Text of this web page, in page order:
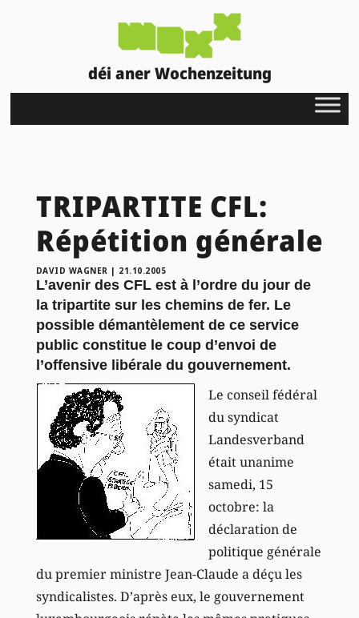
déi aner Wochenzeitung
TRIPARTITE CFL:
Répétition générale
DAVID WAGNER | 21.10.2005
L’avenir des CFL est à l’ordre du jour de
la tripartite sur les chemins de fer. Le
possible démantèlement de ce service
public constitue le coup d’envoi de
l’offensive libérale du gouvernement.
Le conseil fédéral
du syndicat
Landesverband
était unanime
samedi, 15
octobre: la
déclaration de
politique générale
du premier ministre Jean-Claude a déçu les
syndicalistes. D’après eux, le gouvernement